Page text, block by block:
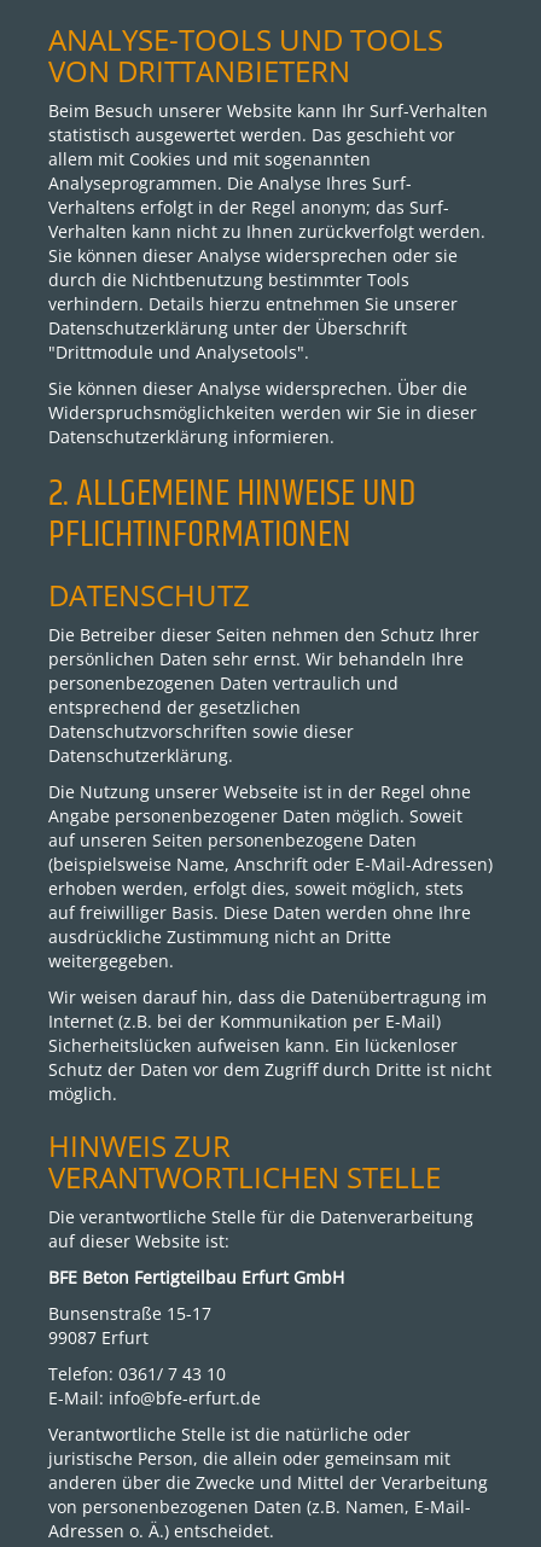
ANALYSE-TOOLS UND TOOLS
VON DRITTANBIETERN
Beim Besuch unserer Website kann Ihr Surf-Verhalten
statistisch ausgewertet werden. Das geschieht vor
allem mit Cookies und mit sogenannten
Analyseprogrammen. Die Analyse Ihres Surf-
Verhaltens erfolgt in der Regel anonym; das Surf-
Verhalten kann nicht zu Ihnen zurückverfolgt werden.
Sie können dieser Analyse widersprechen oder sie
durch die Nichtbenutzung bestimmter Tools
verhindern. Details hierzu entnehmen Sie unserer
Datenschutzerklärung unter der Überschrift
"Drittmodule und Analysetools".
Sie können dieser Analyse widersprechen. Über die
Widerspruchsmöglichkeiten werden wir Sie in dieser
Datenschutzerklärung informieren.
2. ALLGEMEINE HINWEISE UND
PFLICHTINFORMATIONEN
DATENSCHUTZ
Die Betreiber dieser Seiten nehmen den Schutz Ihrer
persönlichen Daten sehr ernst. Wir behandeln Ihre
personenbezogenen Daten vertraulich und
entsprechend der gesetzlichen
Datenschutzvorschriften sowie dieser
Datenschutzerklärung.
Die Nutzung unserer Webseite ist in der Regel ohne
Angabe personenbezogener Daten möglich. Soweit
auf unseren Seiten personenbezogene Daten
(beispielsweise Name, Anschrift oder E-Mail-Adressen)
erhoben werden, erfolgt dies, soweit möglich, stets
auf freiwilliger Basis. Diese Daten werden ohne Ihre
ausdrückliche Zustimmung nicht an Dritte
weitergegeben.
Wir weisen darauf hin, dass die Datenübertragung im
Internet (z.B. bei der Kommunikation per E-Mail)
Sicherheitslücken aufweisen kann. Ein lückenloser
Schutz der Daten vor dem Zugriff durch Dritte ist nicht
möglich.
HINWEIS ZUR
VERANTWORTLICHEN STELLE
Die verantwortliche Stelle für die Datenverarbeitung
auf dieser Website ist:
BFE Beton Fertigteilbau Erfurt GmbH
Bunsenstraße 15-17
99087 Erfurt
Telefon: 0361/ 7 43 10
E-Mail: info@bfe-erfurt.de
Verantwortliche Stelle ist die natürliche oder
juristische Person, die allein oder gemeinsam mit
anderen über die Zwecke und Mittel der Verarbeitung
von personenbezogenen Daten (z.B. Namen, E-Mail-
Adressen o. Ä.) entscheidet.